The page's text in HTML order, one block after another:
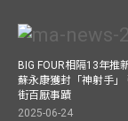
BIG FOUR相隔13年推
蘇永康獲封「神射手
街百厭事蹟
2025-06-24